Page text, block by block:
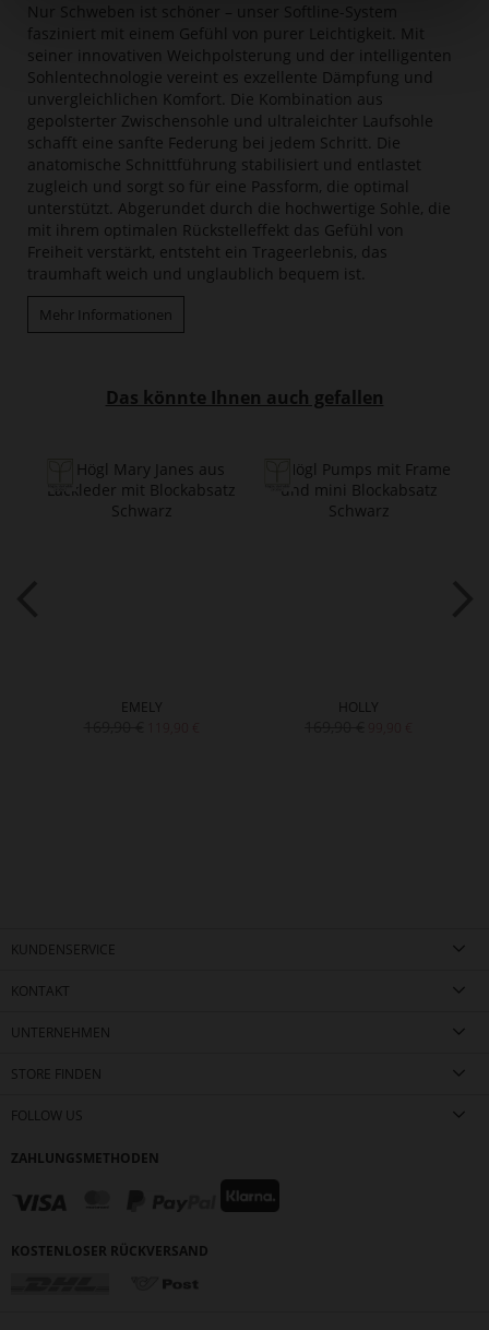
Nur Schweben ist schöner – unser Softline-System
fasziniert mit einem Gefühl von purer Leichtigkeit. Mit
seiner innovativen Weichpolsterung und der intelligenten
Sohlentechnologie vereint es exzellente Dämpfung und
unvergleichlichen Komfort. Die Kombination aus
gepolsterter Zwischensohle und ultraleichter Laufsohle
schafft eine sanfte Federung bei jedem Schritt. Die
anatomische Schnittführung stabilisiert und entlastet
zugleich und sorgt so für eine Passform, die optimal
unterstützt. Abgerundet durch die hochwertige Sohle, die
mit ihrem optimalen Rückstelleffekt das Gefühl von
Freiheit verstärkt, entsteht ein Trageerlebnis, das
traumhaft weich und unglaublich bequem ist.
Mehr Informationen
Das könnte Ihnen auch gefallen
EMELY HOLLY
KUNDENSERVICE
KONTAKT
UNTERNEHMEN
STORE FINDEN
FOLLOW US
ZAHLUNGSMETHODEN
KOSTENLOSER RÜCKVERSAND